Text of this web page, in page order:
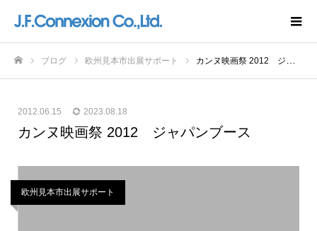
ブログ 欧州見本市出展サポート カンヌ映画祭 2012 ジャパンブース
2012.06.15 2023.08.18
カンヌ映画祭 2012 ジャパンブース
欧州見本市出展サポート